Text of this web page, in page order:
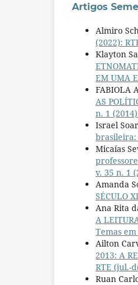
Artigos
Almiro
(2022):
Klayton
EM UMA
FABIOLA
AS
n. 1
Israel
brasileira:
Micaías
v. 35 n. 1
Amanda
SÉCULO
Ana Rita
A
Temas
Ailton
2013: A
RTE (jul.-
Ruan